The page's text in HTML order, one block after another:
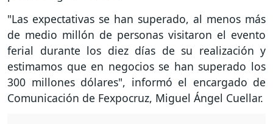
"Las expectativas se han superado, al menos más
de medio millón de personas visitaron el evento
ferial durante los diez días de su realización y
estimamos que en negocios se han superado los
300 millones dólares", informó el encargado de
Comunicación de Fexpocruz, Miguel Ángel Cuellar.